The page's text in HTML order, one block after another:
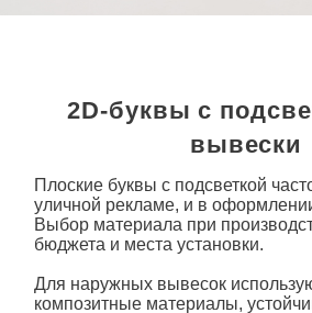
2D-буквы с
вывески
Плоские буквы с подсветкой
уличной рекламе, и в
Выбор материала при
бюджета и места установки.
Для наружных вывесок
композитные материалы,